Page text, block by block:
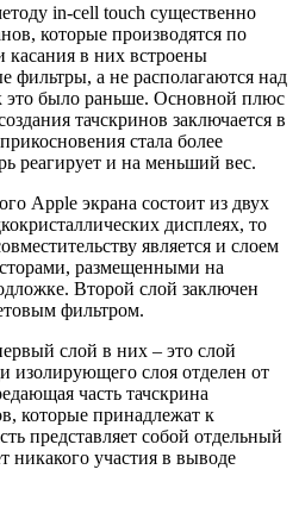
in-cell touch существенно
которые производятся по
касания в них встроены
фильтры, а не располагаются над
это было раньше. Основной плюс
тачскринов заключается в
стала более
реагирует и на меньший вес.
Apple экрана состоит из двух
дисплеях, то
является и слоем
размещенными на
Второй слой заключен
фильтром.
слой в них – это слой
изолирующего слоя отделен от
часть тачскрина
которые принадлежат к
представляет собой отдельный
никакого участия в выводе